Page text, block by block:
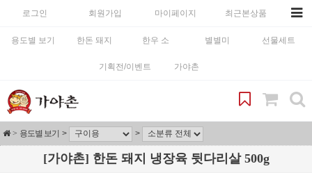
로그인 회원가입 마이페이지 최근본상품
용도별 보기 한돈 돼지 한우 소 별별미 선물세트
기획전/이벤트 가야촌
용도별 보기
[가야촌] 한돈 돼지 냉장육 뒷다리살 500g